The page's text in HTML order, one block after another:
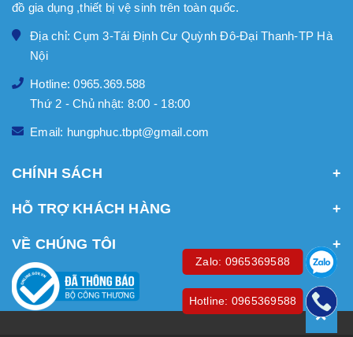
đồ gia dụng ,thiết bị vệ sinh trên toàn quốc.
Địa chỉ: Cụm 3-Tái Định Cư Quỳnh Đô-Đại Thanh-TP Hà
Nội
Hotline: 0965.369.588
Thứ 2 - Chủ nhật: 8:00 - 18:00
Email: hungphuc.tbpt@gmail.com
CHÍNH SÁCH
HỖ TRỢ KHÁCH HÀNG
VỀ CHÚNG TÔI
Zalo: 0965369588
Hotline: 0965369588